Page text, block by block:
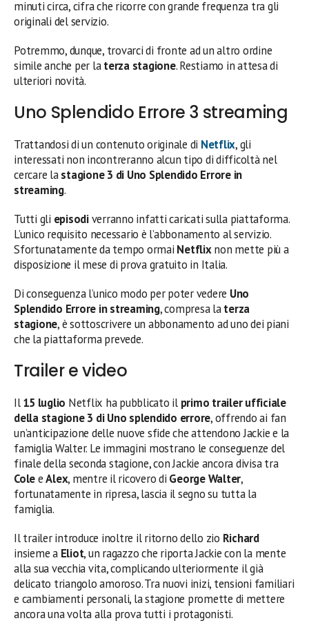
minuti circa, cifra che ricorre con grande frequenza tra gli
originali del servizio.
Potremmo, dunque, trovarci di fronte ad un altro ordine
simile anche per laterza stagione. Restiamo in attesa di
ulteriori novità.
Uno Splendido Errore 3 streaming
Trattandosi di un contenuto originale di Netflix, gli
interessati non incontreranno alcun tipo di difficoltà nel
cercare lastagione 3 di Uno Splendido Errore in
streaming.
Tutti gli episodiverranno infatti caricati sulla piattaforma.
L’unico requisito necessario è l’abbonamento al servizio.
Sfortunatamente da tempo ormai Netflixnon mette più a
disposizione il mese di prova gratuito in Italia.
Di conseguenza l’unico modo per poter vedere Uno
Splendido Errore in streaming, compresa laterza
stagione, è sottoscrivere un abbonamento ad uno dei piani
che la piattaforma prevede.
Trailer e video
Il15 luglio Netflix ha pubblicato il primo trailer ufficiale
della stagione 3 di Uno splendido errore, offrendo ai fan
un’anticipazione delle nuove sfide che attendono Jackie e la
famiglia Walter. Le immagini mostrano le conseguenze del
finale della seconda stagione, con Jackie ancora divisa tra
ColeeAlex, mentre il ricovero di George Walter,
fortunatamente in ripresa, lascia il segno su tutta la
famiglia.
Il trailer introduce inoltre il ritorno dello zio Richard
insieme a Eliot, un ragazzo che riporta Jackie con la mente
alla sua vecchia vita, complicando ulteriormente il già
delicato triangolo amoroso. Tra nuovi inizi, tensioni familiari
e cambiamenti personali, la stagione promette di mettere
ancora una volta alla prova tutti i protagonisti.